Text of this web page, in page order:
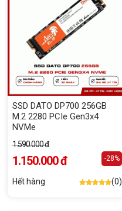
SSD DATO DP700 256GB
M.2 2280 PCIe Gen3x4
NVMe
1.590.000 đ
1.150.000 đ -28%
Hết hàng (0)